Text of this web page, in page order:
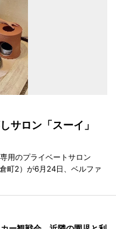
サロン「スーイ」
用のプライベートサロン
町2）が6月24日、ベルファ